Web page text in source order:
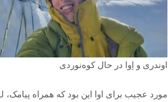
اوندری و اِوا در حال کوه‌نوردی